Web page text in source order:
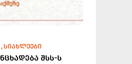
ᲡᲘᲐᲮᲚᲔᲔᲑᲘ
შსს-ს